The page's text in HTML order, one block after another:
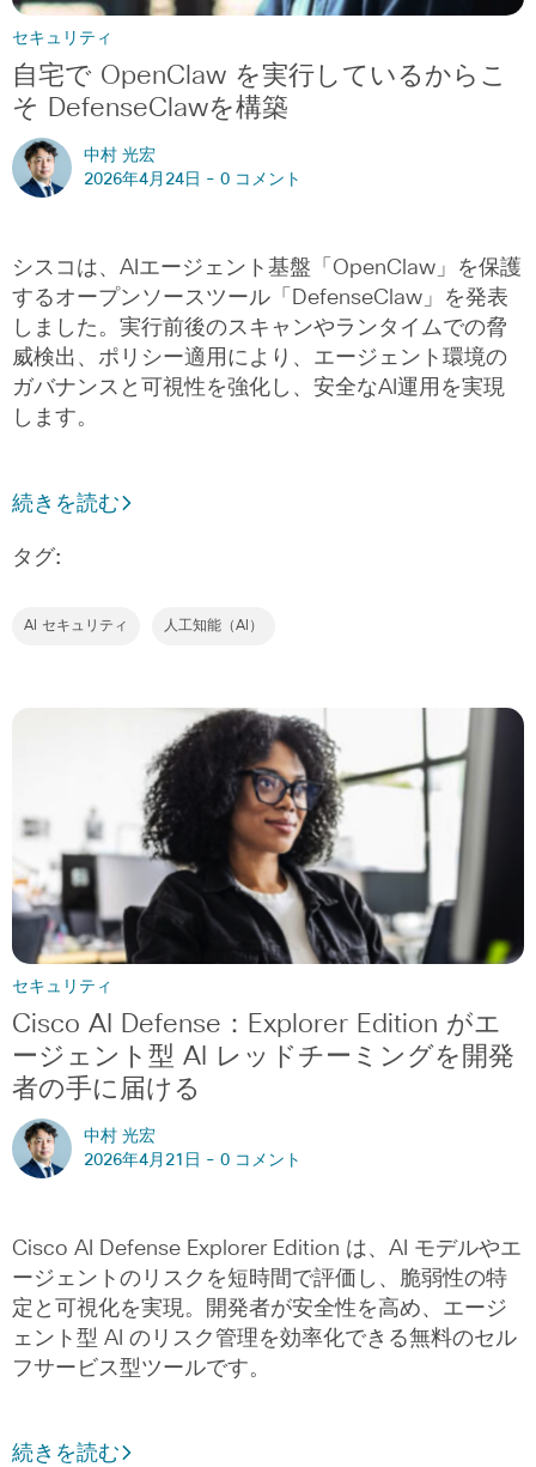
セキュリティ
自宅で OpenClaw を実行しているからこ
そ DefenseClawを構築
中村 光宏
2026年4月24日 - 0 コメント
シスコは、AIエージェント基盤「OpenClaw」を保護
するオープンソースツール「DefenseClaw」を発表
しました。実行前後のスキャンやランタイムでの脅
威検出、ポリシー適用により、エージェント環境の
ガバナンスと可視性を強化し、安全なAI運用を実現
します。
続きを読む
タグ:
AI セキュリティ 人工知能（AI）
セキュリティ
Cisco AI Defense：Explorer Edition がエ
ージェント型 AI レッドチーミングを開発
者の手に届ける
中村 光宏
2026年4月21日 - 0 コメント
Cisco AI Defense Explorer Edition は、AI モデルやエ
ージェントのリスクを短時間で評価し、脆弱性の特
定と可視化を実現。開発者が安全性を高め、エージ
ェント型 AI のリスク管理を効率化できる無料のセル
フサービス型ツールです。
続きを読む